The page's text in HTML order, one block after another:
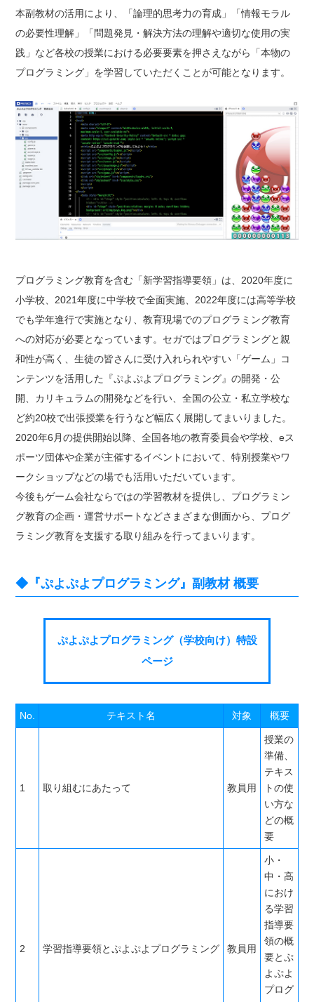
本副教材の活用により、「論理的思考力の育成」「情報モラル
の必要性理解」「問題発見・解決方法の理解や適切な使用の実
践」など各校の授業における必要要素を押さえながら「本物の
プログラミング」を学習していただくことが可能となります。
プログラミング教育を含む「新学習指導要領」は、2020年度に
小学校、2021年度に中学校で全面実施、2022年度には高等学校
でも学年進行で実施となり、教育現場でのプログラミング教育
への対応が必要となっています。セガではプログラミングと親
和性が高く、生徒の皆さんに受け入れられやすい「ゲーム」コ
ンテンツを活用した『ぷよぷよプログラミング』の開発・公
開、カリキュラムの開発などを行い、全国の公立・私立学校な
ど約20校で出張授業を行うなど幅広く展開してまいりました。
2020年6月の提供開始以降、全国各地の教育委員会や学校、eス
ポーツ団体や企業が主催するイベントにおいて、特別授業やワ
ークショップなどの場でも活用いただいています。
今後もゲーム会社ならではの学習教材を提供し、プログラミン
グ教育の企画・運営サポートなどさまざまな側面から、プログ
ラミング教育を支援する取り組みを行ってまいります。
◆『ぷよぷよプログラミング』副教材 概要
ぷよぷよプログラミング（学校向け）特設
ページ
No. テキスト名 対象 概要
1 取り組むにあたって 教員用
授業の
準備、
テキス
トの使
い方な
どの概
要
2 学習指導要領とぷよぷよプログラミング 教員用
小・
中・高
におけ
る学習
指導要
領の概
要とぷ
よぷよ
プログ